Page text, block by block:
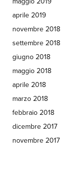
aprile 2019
novembre 2018
settembre 2018
giugno 2018
maggio 2018
aprile 2018
marzo 2018
febbraio 2018
dicembre 2017
novembre 2017